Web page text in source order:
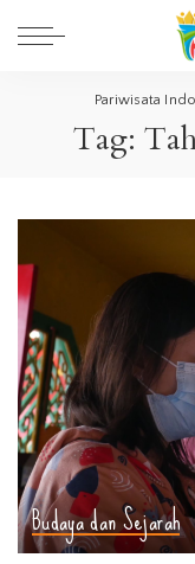
Pariwisata
Tag:
Budaya dan Sejarah